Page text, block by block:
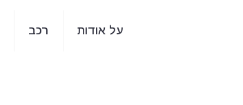
על אודות רכב